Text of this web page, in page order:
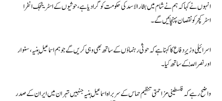
انہوں نے کہا کہ ہم نے شام میں بشار الاسد کی حکومت کو گرا دیا ہے، حوثیوں کے اسٹریٹجک انفرا
اسٹرکچر کو نقصان پہنچائیں گے۔
اسرائیلی وزیرِ دفاع کا کہنا ہے کہ حوثی رہنماؤں کے ساتھ بھی وہی کریں گے جو ہم اسماعیل ہنیہ، سنوار
اور نصراللّٰہ کے ساتھ کیا۔
واضح رہے کہ فلسطینی مزاحمتی تنظیم حماس کے سربراہ اسماعیل ہنیہ جنہیں تہران میں ایران کے صدر